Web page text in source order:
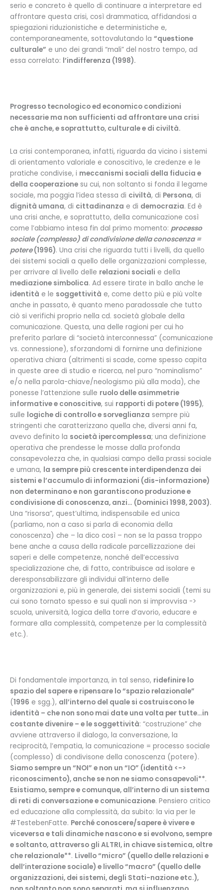
serio e concreto è quello di continuare a interpretare ed
affrontare questa crisi, così drammatica, affidandosi a
spiegazioni riduzionistiche e deterministiche e,
contemporaneamente, sottovalutando la “questione
culturale” e uno dei grandi “mali” del nostro tempo, ad
essa correlato: l’indifferenza (1998).
Progresso tecnologico ed economico condizioni
necessarie ma non sufficienti ad affrontare una crisi
che è anche, e soprattutto, culturale e di civiltà.
La crisi contemporanea, infatti, riguarda da vicino i sistemi
di orientamento valoriale e conoscitivo, le credenze e le
pratiche condivise, i meccanismi sociali della fiducia e
della cooperazione su cui, non soltanto si fonda il legame
sociale, ma poggia l’idea stessa di civiltà, di Persona, di
dignità umana, di cittadinanza e di democrazia. Ed è
una crisi anche, e soprattutto, della comunicazione così
come l’abbiamo intesa fin dal primo momento: processo
sociale (complesso) di condivisione della conoscenza =
potere(1996). Una crisi che riguarda tutti i livelli, da quello
dei sistemi sociali a quello delle organizzazioni complesse,
per arrivare al livello delle relazioni sociali e della
mediazione simbolica. Ad essere tirate in ballo anche le
identità e le soggettività e, come detto più e più volte
anche in passato, è quanto meno paradossale che tutto
ciò si verifichi proprio nella cd. società globale della
comunicazione. Questa, una delle ragioni per cui ho
preferito parlare di “società interconnessa” (comunicazione
vs. connessione), sforzandomi di fornirne una definizione
operativa chiara (altrimenti si scade, come spesso capita
in queste aree di studio e ricerca, nel puro “nominalismo”
e/o nella parola-chiave/neologismo più alla moda), che
ponesse l’attenzione sulle ruolo delle asimmetrie
informative e conoscitive, sui rapporti di potere (1995),
sulle logiche di controllo e sorveglianza sempre più
stringenti che caratterizzano quella che, diversi anni fa,
avevo definito la società ipercomplessa; una definizione
operativa che prendesse le mosse dalla profonda
consapevolezza che, in qualsiasi campo della prassi sociale
e umana, la sempre più crescente interdipendenza dei
sistemi e l’accumulo di informazioni (dis-informazione)
non determinano e non garantiscono produzione e
condivisione di conoscenza, anzi… (Dominici 1998, 2003).
Una “risorsa”, quest’ultima, indispensabile ed unica
(parliamo, non a caso si parla di economia della
conoscenza) che – la dico così – non se la passa troppo
bene anche a causa della radicale parcellizzazione dei
saperi e delle competenze, nonché dell’eccessiva
specializzazione che, di fatto, contribuisce ad isolare e
deresponsabilizzare gli individui all’interno delle
organizzazioni e, più in generale, dei sistemi sociali (temi su
cui sono tornato spesso e sui quali non si improvvisa ->
scuola, università, logica della torre d’avorio, educare e
formare alla complessità, competenze per la complessità
etc.).
Di fondamentale importanza, in tal senso, ridefinire lo
spazio del sapere e ripensare lo “spazio relazionale”
(1996 e sgg.), all’interno del quale si costruiscono le
identità – che non sono mai date una volta per tutte…in
costante divenire – e le soggettività: “costruzione” che
avviene attraverso il dialogo, la conversazione, la
reciprocità, l’empatia, la comunicazione = processo sociale
(complesso) di condivisone della conoscenza (potere).
Siamo sempre un “NOI” e non un “IO” (identità <->
riconoscimento), anche se non ne siamo consapevoli**.
Esistiamo, sempre e comunque, all’interno di un sistema
di reti di conversazione e comunicazione. Pensiero critico
ed educazione alla complessità, da subito: la via per le
#TestebenFatte. Perché conoscere/sapere è vivere e
viceversa e tali dinamiche nascono e si evolvono, sempre
e soltanto, attraverso gli ALTRI, in chiave sistemica, oltre
che relazionale**. Livello “micro” (quello delle relazioni e
dell’interazione sociale) e livello “macro” (quello delle
organizzazioni, dei sistemi, degli Stati-nazione etc.),